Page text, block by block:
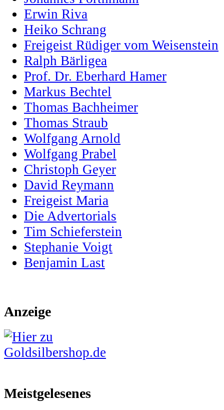
Erwin Riva
Heiko Schrang
Freigeist Rüdiger vom Weisenstein
Ralph Bärligea
Prof. Dr. Eberhard Hamer
Markus Bechtel
Thomas Bachheimer
Thomas Straub
Wolfgang Arnold
Wolfgang Prabel
Christoph Geyer
David Reymann
Freigeist Maria
Die Advertorials
Tim Schieferstein
Stephanie Voigt
Benjamin Last
Anzeige
Meistgelesenes